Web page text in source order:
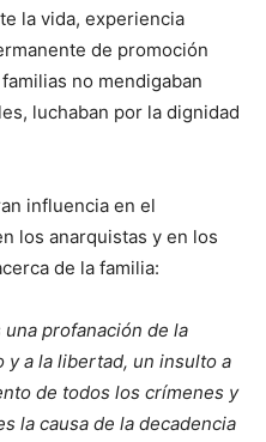
la vida, experiencia
de promoción
no mendigaban
luchaban por la dignidad
influencia en el
los anarquistas y en los
de la familia:
una profanación de la
y a la libertad, un insulto a
de todos los crímenes y
la causa de la decadencia